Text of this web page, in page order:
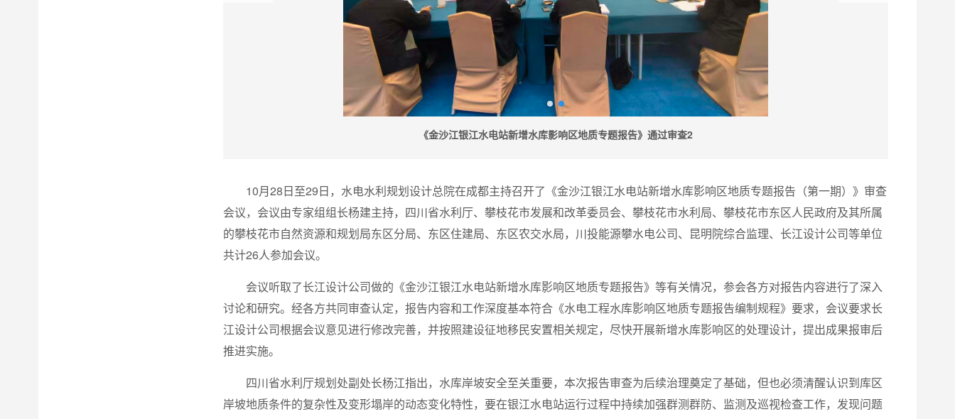
《金沙江银江水电站新增水库影响区地质专题报告》通过审查2
10月28日至29日，水电水利规划设计总院在成都主持召开了《金沙江银江水电站新增水库影响区地质专题报告（第一期）》审查
会议，会议由专家组组长杨建主持，四川省水利厅、攀枝花市发展和改革委员会、攀枝花市水利局、攀枝花市东区人民政府及其所属
的攀枝花市自然资源和规划局东区分局、东区住建局、东区农交水局，川投能源攀水电公司、昆明院综合监理、长江设计公司等单位
共计26人参加会议。
会议听取了长江设计公司做的《金沙江银江水电站新增水库影响区地质专题报告》等有关情况，参会各方对报告内容进行了深入
讨论和研究。经各方共同审查认定，报告内容和工作深度基本符合《水电工程水库影响区地质专题报告编制规程》要求，会议要求长
江设计公司根据会议意见进行修改完善，并按照建设征地移民安置相关规定，尽快开展新增水库影响区的处理设计，提出成果报审后
推进实施。
四川省水利厅规划处副处长杨江指出，水库岸坡安全至关重要，本次报告审查为后续治理奠定了基础，但也必须清醒认识到库区
岸坡地质条件的复杂性及变形塌岸的动态变化特性，要在银江水电站运行过程中持续加强群测群防、监测及巡视检查工作，发现问题